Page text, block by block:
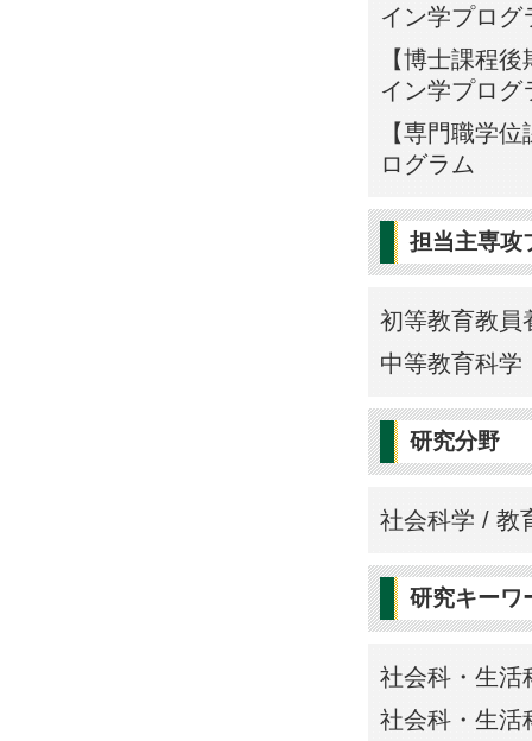
イン学プログ
【博士課程
イン学プログ
【専門職学
ログラム
担当主専攻
初等教育教員
中等教育科学
研究分野
社会科学 / 教
研究キーワ
社会科・生活
社会科・生活